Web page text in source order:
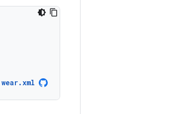
wear.xml